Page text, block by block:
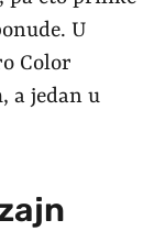
U
Color
a jedan u